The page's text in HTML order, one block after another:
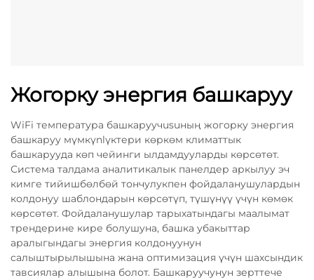
Жогорку энергия башкаруу
WiFi температура башкаруучusuның жогорку энергия
башкаруу мүмкүnlүктери көркөм климаттык
башкарууда көп чейинги ылдамдууларды көрсөтөт.
Система талдама аналитикалык панелдер аркылуу эч
кимге тийишбөлбөй тончулукпен фойдаланушулардын
колдонуу шаблондарын көрсөтүп, түшүнүү үчүн көмөк
көрсөтөт. Фойдаланушулар тарыхатындагы маалымат
трендерине кире болушуна, башка убакыттар
аралыгындагы энергия колдонуунун
салыштырылышына жана оптимизация үчүн шахсындик
тавсиялар алышына болот. Башкаруучунун зерттече